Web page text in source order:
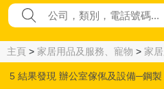
主頁 > 家居用品及服務、寵物 > 家
5 結果發現 辦公室傢俬及設備─鋼製